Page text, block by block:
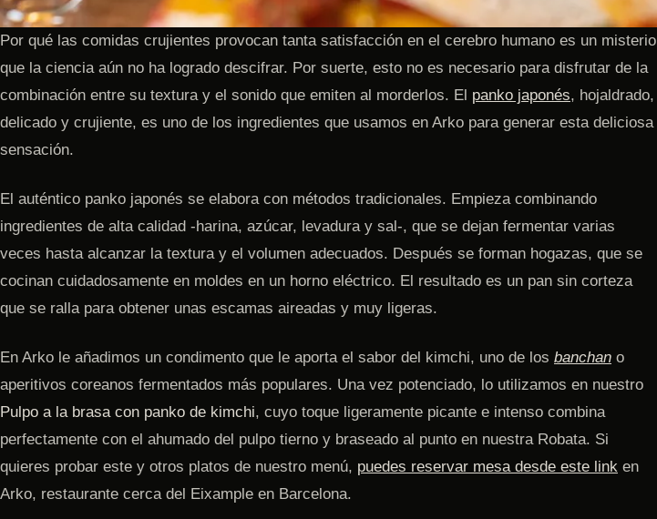
Por qué las comidas crujientes provocan tanta satisfacción en el cerebro humano es un misterio
que la ciencia aún no ha logrado descifrar. Por suerte, esto no es necesario para disfrutar de la
combinación entre su textura y el sonido que emiten al morderlos. El panko japonés, hojaldrado,
delicado y crujiente, es uno de los ingredientes que usamos en Arko para generar esta deliciosa
sensación.
El auténtico panko japonés se elabora con métodos tradicionales. Empieza combinando
ingredientes de alta calidad -harina, azúcar, levadura y sal-, que se dejan fermentar varias
veces hasta alcanzar la textura y el volumen adecuados. Después se forman hogazas, que se
cocinan cuidadosamente en moldes en un horno eléctrico. El resultado es un pan sin corteza
que se ralla para obtener unas escamas aireadas y muy ligeras.
En Arko le añadimos un condimento que le aporta el sabor del kimchi, uno de los banchan o
aperitivos coreanos fermentados más populares. Una vez potenciado, lo utilizamos en nuestro
Pulpo a la brasa con panko de kimchi, cuyo toque ligeramente picante e intenso combina
perfectamente con el ahumado del pulpo tierno y braseado al punto en nuestra Robata. Si
quieres probar este y otros platos de nuestro menú, puedes reservar mesa desde este link en
Arko, restaurante cerca del Eixample en Barcelona.